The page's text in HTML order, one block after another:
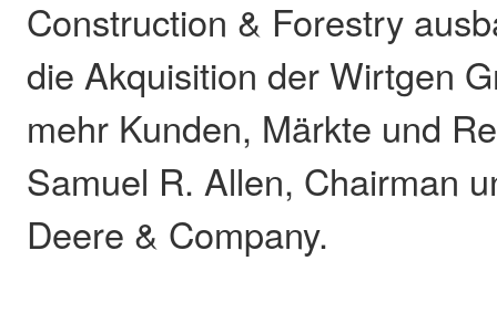
Construction & Forestry
die Akquisition der Wirtgen
mehr Kunden, Märkte und
Samuel R. Allen, Chairman
Deere & Company.